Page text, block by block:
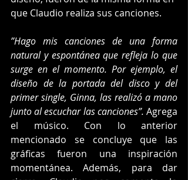
que Claudio realiza sus canciones.
”Hago mis canciones de una forma
natural y espontánea que refleja lo que
surge en el momento. Por ejemplo, el
diseño de la portada del disco y del
primer single, Ginna, las realizó a mano
junto al escuchar las canciones”. Agrega
el músico. Con lo anterior
mencionado se concluye que las
gráficas fueron una inspiración
momentánea. Además, para dar